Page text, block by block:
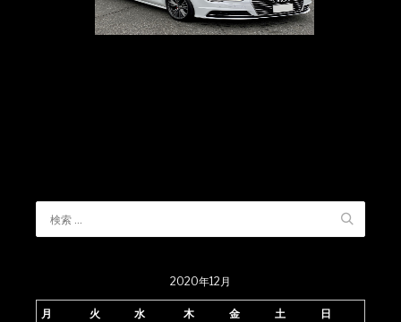
2020年12月
月 火 水 木 金 土 日